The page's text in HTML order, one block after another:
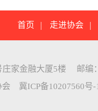
首页 | 走进协会
庄家金融大厦5楼 邮编
会 冀ICP备10207560号-